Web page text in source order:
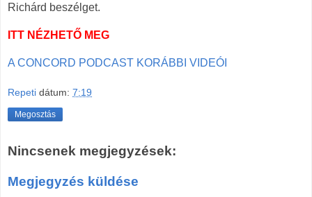
Richárd beszélget.
ITT NÉZHETŐ MEG
A CONCORD PODCAST KORÁBBI VIDEÓI
Repeti dátum: 7:19
Megosztás
Nincsenek megjegyzések:
Megjegyzés küldése